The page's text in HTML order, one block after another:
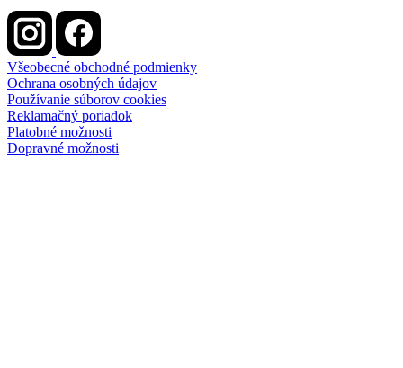
Všeobecné obchodné podmienky
Ochrana osobných údajov
Používanie súborov cookies
Reklamačný poriadok
Platobné možnosti
Dopravné možnosti